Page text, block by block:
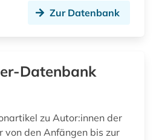
Zur Datenbank
Datenbank
zu Autor:innen der
von den Anfängen bis zur